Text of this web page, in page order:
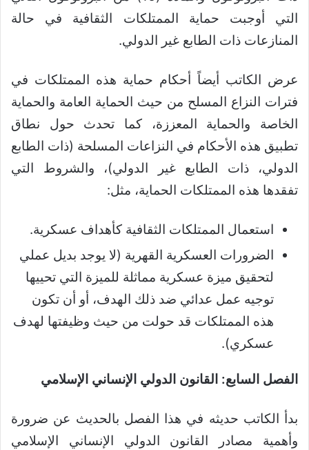
التي أوجبت حماية الممتلكات الثقافية في حالة
المنازعات ذات الطابع غير الدولي.
عرض الكاتب أيضاً أحكام حماية هذه الممتلكات في
فترات النزاع المسلح من حيث الحماية العامة والحماية
الخاصة والحماية المعززة، كما تحدث حول نطاق
تطبيق هذه الأحكام في النزاعات المسلحة (ذات الطابع
الدولي، ذات الطابع غير الدولي)، والشروط التي
تفقدها هذه الممتلكات الحماية، مثل:
استعمال الممتلكات الثقافية كأهداف عسكرية.
الضرورات العسكرية القهرية (لا يوجد بديل عملي
لتحقيق ميزة عسكرية مماثلة للميزة التي تحييها
توجيه عمل عدائي ضد ذلك الهدف، أو أن تكون
هذه الممتلكات قد حولت من حيث وظيفتها لهدف
عسكري).
الفصل السابع: القانون الدولي الإنساني الإسلامي
بدأ الكاتب حديثه في هذا الفصل بالحديث عن ضرورة
وأهمية مصادر القانون الدولي الإنساني الإسلامي